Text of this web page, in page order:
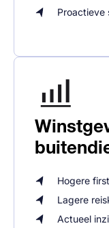
Proactieve
Hogere
Lagere
Actueel